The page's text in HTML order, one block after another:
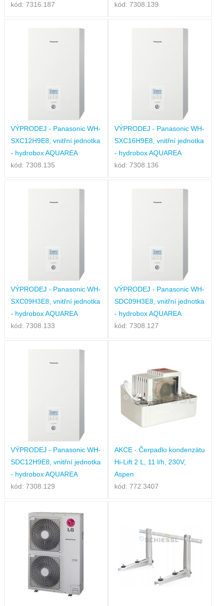
kód: 7316.187
kód: 7308.139
VÝPRODEJ - Panasonic WH-
SXC12H9E8, vnitřní jednotka
- hydrobox AQUAREA
kód: 7308.135
VÝPRODEJ - Panasonic WH-
SXC16H9E8, vnitřní jednotka
- hydrobox AQUAREA
kód: 7308.136
VÝPRODEJ - Panasonic WH-
SXC09H3E8, vnitřní jednotka
- hydrobox AQUAREA
kód: 7308.133
VÝPRODEJ - Panasonic WH-
SDC09H3E8, vnitřní jednotka
- hydrobox AQUAREA
kód: 7308.127
VÝPRODEJ - Panasonic WH-
SDC12H9E8, vnitřní jednotka
- hydrobox AQUAREA
kód: 7308.129
AKCE - Čerpadlo kondenzátu
Hi-Lift 2 L, 11 l/h, 230V,
Aspen
kód: 772.3407